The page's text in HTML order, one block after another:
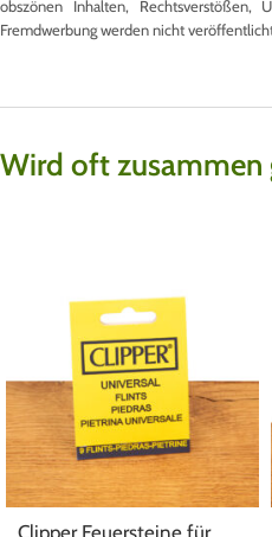
obszönen Inhalten, Rechtsverstößen,
Fremdwerbung werden nicht
Wird oft zusammen
Clipper Feuersteine für